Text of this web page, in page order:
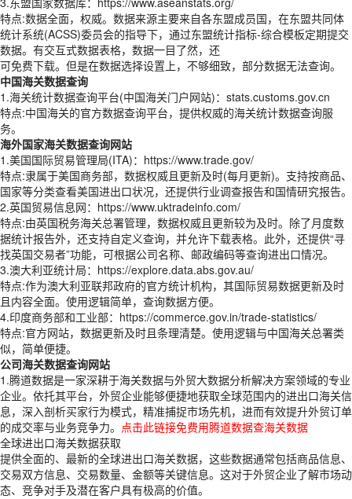
特点:数据全面，权威。数据来源主要来自各东盟成员国，在东盟共同体
统计系统(ACSS)委员会的指导下，通过东盟统计指标-综合模板定期提交
数据。有交互式数据表格，数据一目了然，还
可免费下载。但是在数据选择设置上，不够细致，部分数据无法查询。
中国海关数据查询
1.海关统计数据查询平台(中国海关门户网站)：stats.customs.gov.cn
特点:中国海关的官方数据查询平台，提供权威的海关统计数据查询服
务。
海外国家海关数据查询网站
1.美国国际贸易管理局(ITA)：https://www.trade.gov/
特点:隶属于美国商务部，数据权威且更新及时(每月更新)。支持按商品、
国家等分类查看美国进出口状况，还提供行业调查报告和国情研究报告。
2.英国贸易信息网：https://www.uktradeinfo.com/
特点:由英国税务海关总署管理，数据权威且更新较为及时。除了月度数
据统计报告外，还支持自定义查询，并允许下载表格。此外，还提供“寻
找英国交易者”功能，可根据公司名称、邮政编码等查询进出口情况。
3.澳大利亚统计局：https://explore.data.abs.gov.au/
特点:作为澳大利亚联邦政府的官方统计机构，其国际贸易数据更新及时
且内容全面。使用逻辑简单，查询数据方便。
4.印度商务部和工业部：https://commerce.gov.in/trade-statistics/
特点:官方网站，数据更新及时且条理清楚。使用逻辑与中国海关总署类
似，简单便捷。
公司海关数据查询网站
1.腾道数据是一家深耕于海关数据与外贸大数据分析解决方案领域的专业
企业。依托其平台，外贸企业能够便捷地获取全球范围内的进出口海关信
息，深入剖析买家行为模式，精准捕捉市场先机，进而有效提升外贸订单
的成交率与业务竞争力。 点击此链接免费用腾道数据查海关数据
全球进出口海关数据获取
提供全面的、最新的全球进出口海关数据，这些数据通常包括商品信息、
交易双方信息、交易数量、金额等关键信息。这对于外贸企业了解市场动
态、竞争对手及潜在客户具有极高的价值。